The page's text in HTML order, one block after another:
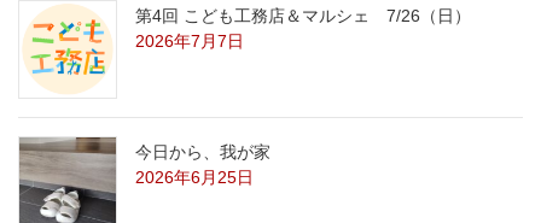
第4回 こども工務店＆マルシェ 7/26（日）
2026年7月7日
今日から、我が家
2026年6月25日